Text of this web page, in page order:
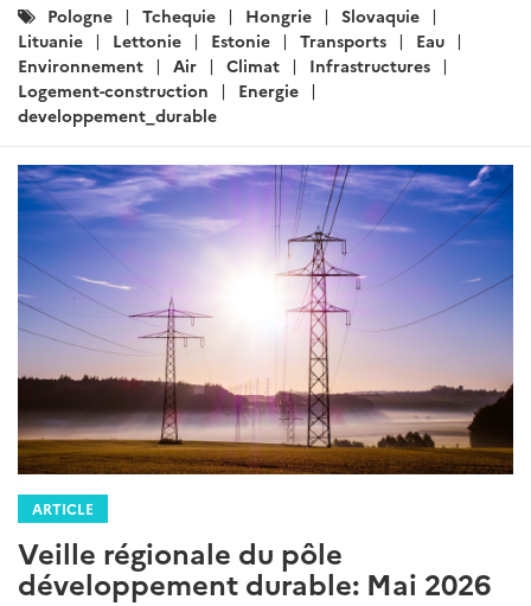
Catégories
:
Pologne Tchequie Hongrie
Slovaquie
Lituanie
Lettonie Estonie Transports
Eau
Environnement
Air Climat
Infrastructures
Logement-construction
Energie
developpement_durable
ARTICLE
Veille régionale du pôle
développement durable: Mai 2026